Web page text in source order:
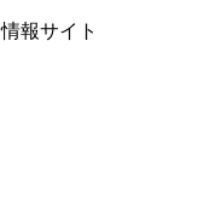
報サイト